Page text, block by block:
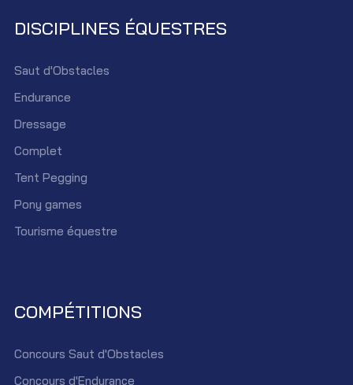
DISCIPLINES ÉQUESTRES
Saut d'Obstacles
Endurance
Dressage
Complet
Tent Pegging
Pony games
Tourisme équestre
COMPÉTITIONS
Concours Saut d'Obstacles
Concours d'Endurance